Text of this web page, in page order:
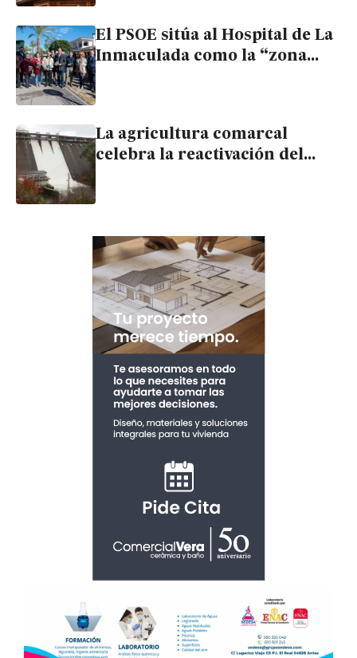
El PSOE sitúa al Hospital de La
Inmaculada como la “zona
La agricultura comarcal
celebra la reactivación del